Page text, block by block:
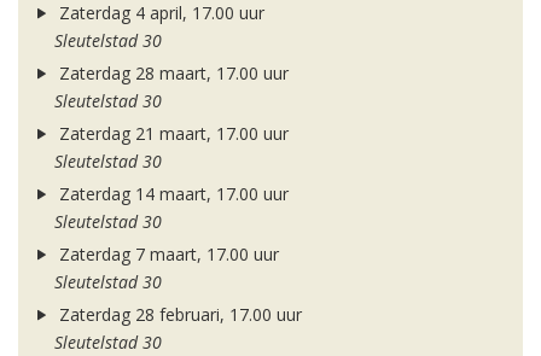
Zaterdag 4 april, 17.00 uur
Sleutelstad 30
Zaterdag 28 maart, 17.00 uur
Sleutelstad 30
Zaterdag 21 maart, 17.00 uur
Sleutelstad 30
Zaterdag 14 maart, 17.00 uur
Sleutelstad 30
Zaterdag 7 maart, 17.00 uur
Sleutelstad 30
Zaterdag 28 februari, 17.00 uur
Sleutelstad 30